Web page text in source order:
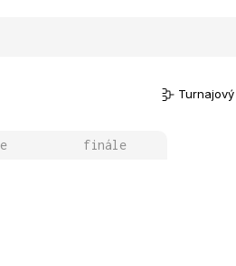
finále